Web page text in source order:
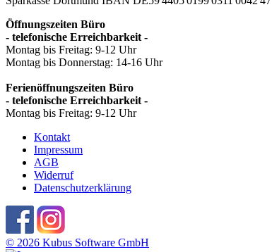
Öffnungszeiten Büro
- telefonische Erreichbarkeit -
Montag bis Freitag: 9-12 Uhr
Montag bis Donnerstag: 14-16 Uhr
Ferienöffnungszeiten Büro
- telefonische Erreichbarkeit -
Montag bis Freitag: 9-12 Uhr
Kontakt
Impressum
AGB
Widerruf
Datenschutzerklärung
© 2026 Kubus Software GmbH